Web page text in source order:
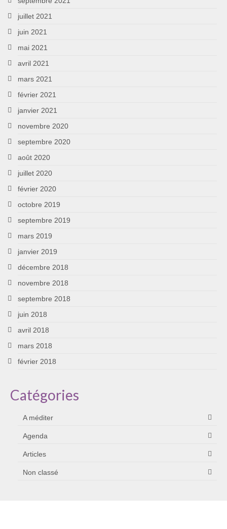
juillet 2021
juin 2021
mai 2021
avril 2021
mars 2021
février 2021
janvier 2021
novembre 2020
septembre 2020
août 2020
juillet 2020
février 2020
octobre 2019
septembre 2019
mars 2019
janvier 2019
décembre 2018
novembre 2018
septembre 2018
juin 2018
avril 2018
mars 2018
février 2018
Catégories
A méditer
Agenda
Articles
Non classé